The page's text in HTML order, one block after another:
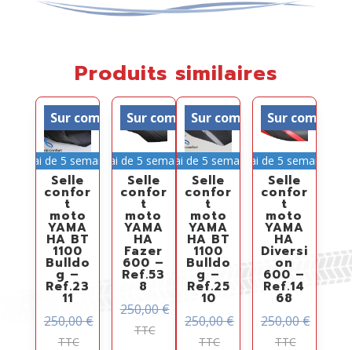
Produits similaires
Sur commande
Délai de 5 semaines
Selle
confor
t
moto
YAMA
HA BT
1100
Bulldo
g –
Ref.23
11
250,00€
TTC
Sur commande
Délai de 5 semaines
Selle
confor
t
moto
YAMA
HA
Fazer
600 –
Ref.53
8
250,00€
TTC
Sur commande
Délai de 5 semaines
Selle
confor
t
moto
YAMA
HA BT
1100
Bulldo
g –
Ref.25
10
250,00€
TTC
Sur
Délai de 5 semaines
Selle
confor
t
moto
YAMA
HA
Diversi
on
600 –
Ref.14
68
250,00€
TTC